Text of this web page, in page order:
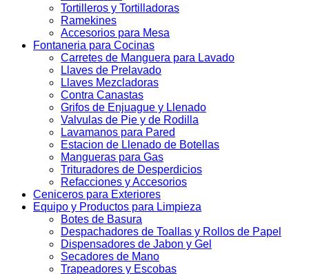
Tortilleros y Tortilladoras
Ramekines
Accesorios para Mesa
Fontaneria para Cocinas
Carretes de Manguera para Lavado
Llaves de Prelavado
Llaves Mezcladoras
Contra Canastas
Grifos de Enjuague y Llenado
Valvulas de Pie y de Rodilla
Lavamanos para Pared
Estacion de Llenado de Botellas
Mangueras para Gas
Trituradores de Desperdicios
Refacciones y Accesorios
Ceniceros para Exteriores
Equipo y Productos para Limpieza
Botes de Basura
Despachadores de Toallas y Rollos de Papel
Dispensadores de Jabon y Gel
Secadores de Mano
Trapeadores y Escobas